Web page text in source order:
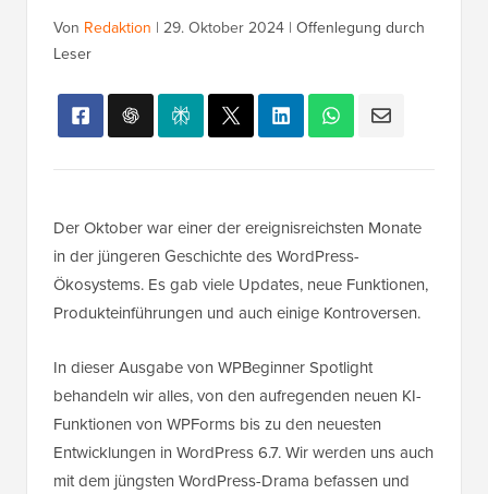
Von Redaktion | 29. Oktober 2024 | Offenlegung durch
Leser
Der Oktober war einer der ereignisreichsten Monate
in der jüngeren Geschichte des WordPress-
Ökosystems. Es gab viele Updates, neue Funktionen,
Produkteinführungen und auch einige Kontroversen.
In dieser Ausgabe von WPBeginner Spotlight
behandeln wir alles, von den aufregenden neuen KI-
Funktionen von WPForms bis zu den neuesten
Entwicklungen in WordPress 6.7. Wir werden uns auch
mit dem jüngsten WordPress-Drama befassen und